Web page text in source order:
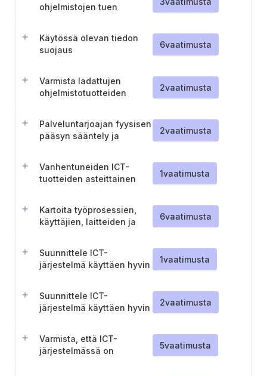
ohjelmistojen tuen
Käytössä olevan tiedon
suojaus
6vaatimusta
Varmista ladattujen
ohjelmistotuotteiden
2vaatimusta
Palveluntarjoajan fyysisen
pääsyn sääntely ja
2vaatimusta
Vanhentuneiden ICT-
tuotteiden asteittainen
1vaatimusta
Kartoita työprosessien,
käyttäjien, laitteiden ja
6vaatimusta
Suunnittele ICT-
järjestelmä käyttäen hyvin
1vaatimusta
Suunnittele ICT-
järjestelmä käyttäen hyvin
2vaatimusta
Varmista, että ICT-
järjestelmässä on
5vaatimusta